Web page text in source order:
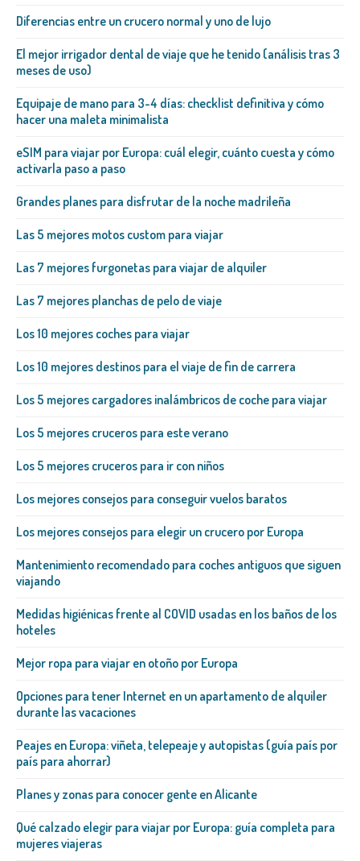
Diferencias entre un crucero normal y uno de lujo
El mejor irrigador dental de viaje que he tenido (análisis tras 3
meses de uso)
Equipaje de mano para 3-4 días: checklist definitiva y cómo
hacer una maleta minimalista
eSIM para viajar por Europa: cuál elegir, cuánto cuesta y cómo
activarla paso a paso
Grandes planes para disfrutar de la noche madrileña
Las 5 mejores motos custom para viajar
Las 7 mejores furgonetas para viajar de alquiler
Las 7 mejores planchas de pelo de viaje
Los 10 mejores coches para viajar
Los 10 mejores destinos para el viaje de fin de carrera
Los 5 mejores cargadores inalámbricos de coche para viajar
Los 5 mejores cruceros para este verano
Los 5 mejores cruceros para ir con niños
Los mejores consejos para conseguir vuelos baratos
Los mejores consejos para elegir un crucero por Europa
Mantenimiento recomendado para coches antiguos que siguen
viajando
Medidas higiénicas frente al COVID usadas en los baños de los
hoteles
Mejor ropa para viajar en otoño por Europa
Opciones para tener Internet en un apartamento de alquiler
durante las vacaciones
Peajes en Europa: viñeta, telepeaje y autopistas (guía país por
país para ahorrar)
Planes y zonas para conocer gente en Alicante
Qué calzado elegir para viajar por Europa: guía completa para
mujeres viajeras